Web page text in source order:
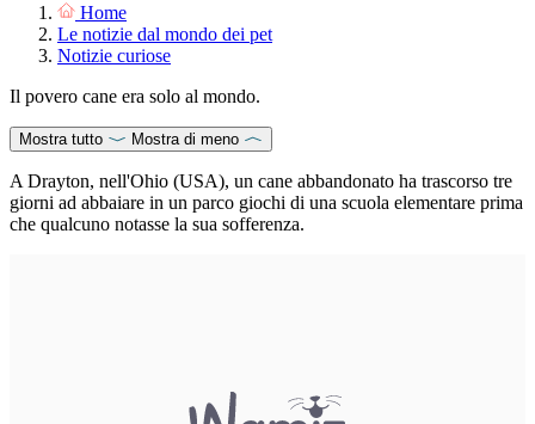
Home
Le notizie dal mondo dei pet
Notizie curiose
Il povero cane era solo al mondo.
Mostra tutto Mostra di meno
A Drayton, nell'Ohio (USA), un cane abbandonato ha trascorso tre
giorni ad abbaiare in un parco giochi di una scuola elementare prima
che qualcuno notasse la sua sofferenza.